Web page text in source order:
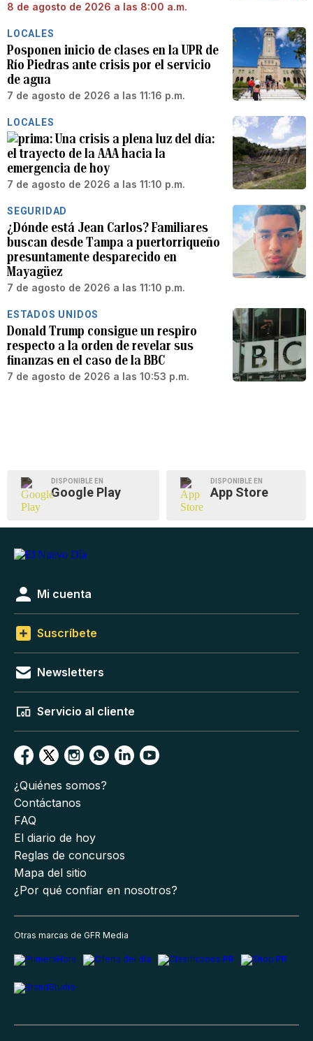
8 de agosto de 2026 a las 8:00 a.m.
LOCALES
Posponen inicio de clases en la UPR de
Río Piedras ante crisis por el servicio
de agua
7 de agosto de 2026 a las 11:16 p.m.
LOCALES
Una crisis a plena luz del día:
el trayecto de la AAA hacia la
emergencia de hoy
7 de agosto de 2026 a las 11:10 p.m.
SEGURIDAD
¿Dónde está Jean Carlos? Familiares
buscan desde Tampa a puertorriqueño
presuntamente desparecido en
Mayagüez
7 de agosto de 2026 a las 11:10 p.m.
ESTADOS UNIDOS
Donald Trump consigue un respiro
respecto a la orden de revelar sus
finanzas en el caso de la BBC
7 de agosto de 2026 a las 10:53 p.m.
DISPONIBLE EN
Google Play
DISPONIBLE EN
App Store
Mi cuenta
Suscríbete
Newsletters
Servicio al cliente
¿Quiénes somos?
Contáctanos
FAQ
El diario de hoy
Reglas de concursos
Mapa del sitio
¿Por qué confiar en nosotros?
Otras marcas de GFR Media